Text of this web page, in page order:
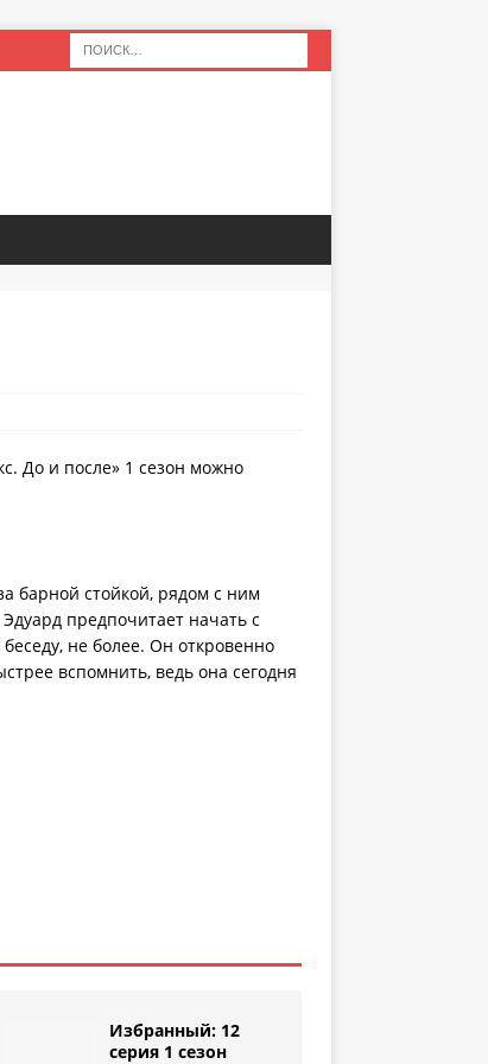
До и после» 1 сезон можно
барной стойкой, рядом с ним
предпочитает начать с
не более. Он откровенно
вспомнить, ведь она сегодня
Избранный: 12
серия 1 сезон